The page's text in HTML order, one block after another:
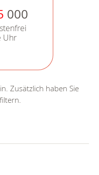
000
Uhr
Zusätzlich haben Sie